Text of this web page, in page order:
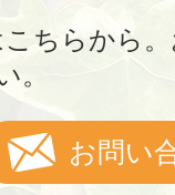
ちらから。
。
お問い